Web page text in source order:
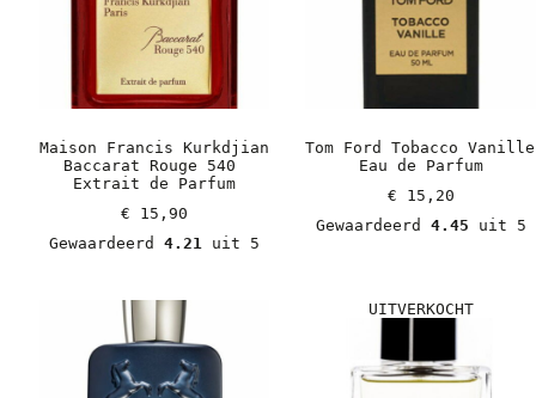
Maison Francis Kurkdjian
Baccarat Rouge 540
Extrait de Parfum
€ 15,90
Gewaardeerd 4.21 uit 5
Tom Ford Tobacco Vanille
Eau de Parfum
€ 15,20
Gewaardeerd 4.45 uit 5
UITVERKOCHT